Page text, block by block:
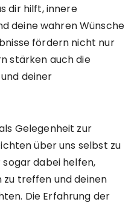
dir hilft, innere
deine wahren Wünsche
fördern nicht nur
stärken auch die
deiner
Gelegenheit zur
über uns selbst zu
dabei helfen,
treffen und deinen
Die Erfahrung der